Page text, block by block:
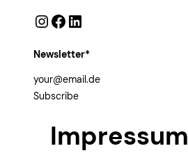
InstagramFacebook LinkedIn
Newsletter*
Subscribe
Impressum